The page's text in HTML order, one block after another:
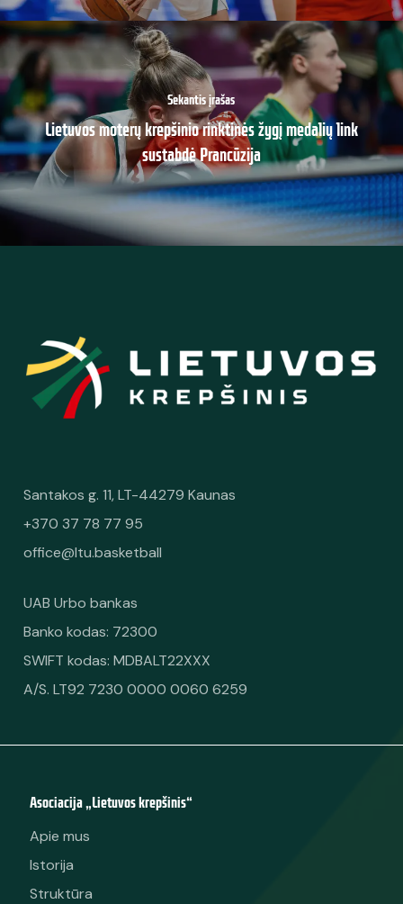
Sekantis įrašas
Lietuvos moterų krepšinio rinktinės žygį medalių link
sustabdė Prancūzija
Santakos g. 11, LT-44279 Kaunas
+370 37 78 77 95
office@ltu.basketball
UAB Urbo bankas
Banko kodas: 72300
SWIFT kodas: MDBALT22XXX
A/S. LT92 7230 0000 0060 6259
Asociacija „Lietuvos krepšinis“
Apie mus
Istorija
Struktūra